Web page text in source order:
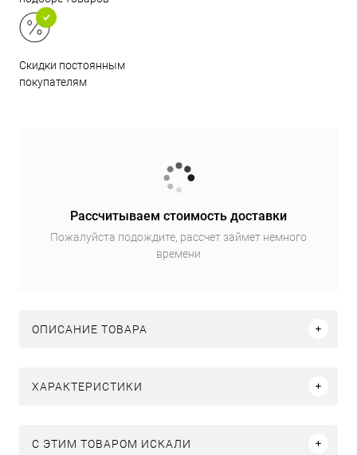
Скидки постоянным
покупателям
Рассчитываем стоимость доставки
Пожалуйста подождите, рассчет займет немного
времени
ОПИСАНИЕ ТОВАРА
ХАРАКТЕРИСТИКИ
C ЭТИМ ТОВАРОМ ИСКАЛИ